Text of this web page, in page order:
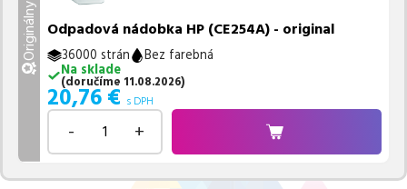
Originálny Odpadová nádobka HP (CE254A) - original
36000 strán
Bez farebná
Na sklade
(doručíme 11.08.2026)
20,76 € s DPH
- +